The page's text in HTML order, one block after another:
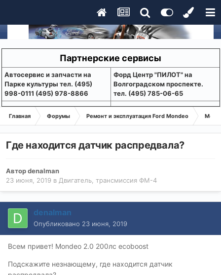
Партнерские сервисы
Aвтосервис и запчасти на
Парке культуры тел. (495)
998-0111 (495) 978-8866
Форд Центр "ПИЛОТ" на
Волгоградском проспекте.
тел. (495) 785-06-65
Главная Форумы Ремонт и эксплуатация Ford Mondeo
Где находится датчик распредвала?
Авторdenalman
23 июня, 2019 в Двигатель, трансмиссия ФМ-4
denalman
Опубликовано 23 июня, 2019
Всем привет! Mondeo 2.0 200лс ecoboost
Подскажите незнающему, где находится датчик